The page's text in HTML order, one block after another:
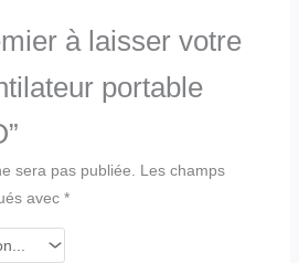
à laisser votre
portable
sera pas publiée.
Les champs
avec *